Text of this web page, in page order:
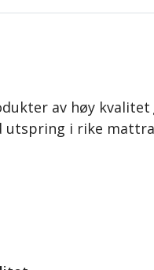
av høy kvalitet
utspring i rike